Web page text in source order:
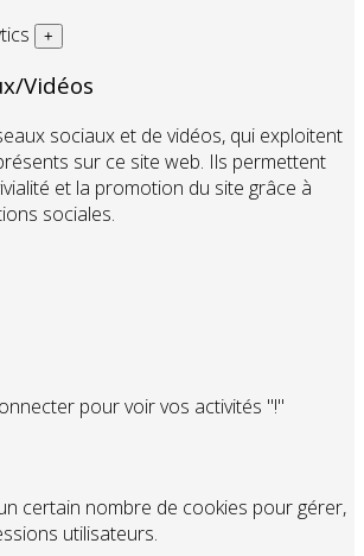
+
Vidéos
sociaux et de vidéos, qui exploitent
sur ce site web. Ils permettent
et la promotion du site grâce à
sociales.
pour voir vos activités "!"
certain nombre de cookies pour gérer,
utilisateurs.